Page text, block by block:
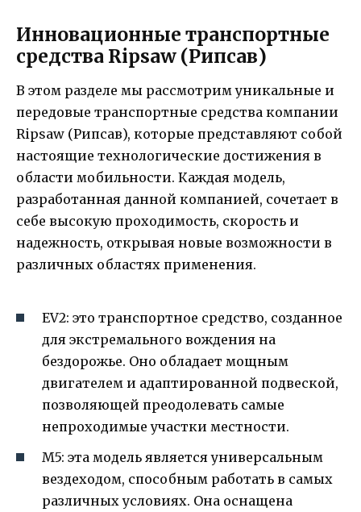
Инновационные транспортные
средства Ripsaw (Рипсав)
В этом разделе мы рассмотрим уникальные и
передовые транспортные средства компании
Ripsaw (Рипсав), которые представляют собой
настоящие технологические достижения в
области мобильности. Каждая модель,
разработанная данной компанией, сочетает в
себе высокую проходимость, скорость и
надежность, открывая новые возможности в
различных областях применения.
EV2: это транспортное средство, созданное
для экстремального вождения на
бездорожье. Оно обладает мощным
двигателем и адаптированной подвеской,
позволяющей преодолевать самые
непроходимые участки местности.
M5: эта модель является универсальным
вездеходом, способным работать в самых
различных условиях. Она оснащена